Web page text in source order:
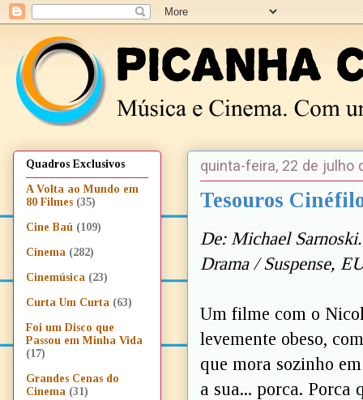
quinta-feira, 22 de julho
Tesouros
De: Michael
Drama / Suspense,
Um filme com o
levemente obeso,
que mora sozinho
a sua... porca. Porca
Quadros Exclusivos
A Volta ao Mundo em
80 Filmes (35)
Cine Baú (109)
Cinema (282)
Cinemúsica (23)
Curta Um Curta (63)
Foi um Disco que
Passou em Minha Vida
(17)
Grandes Cenas do
Cinema (31)